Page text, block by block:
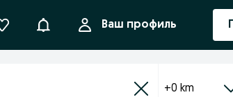
УведомленияВаш профиль
+0 km